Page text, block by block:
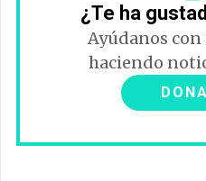
¿Te ha
Ayúdanos con
haciendo